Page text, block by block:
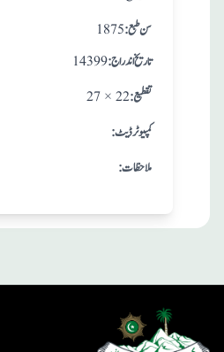
1875 : سن طبع
14399: تاريخ اندراج
27 × 22 :تقطيع
:کمپیوٹر ڈیٹ
:ملاحظات